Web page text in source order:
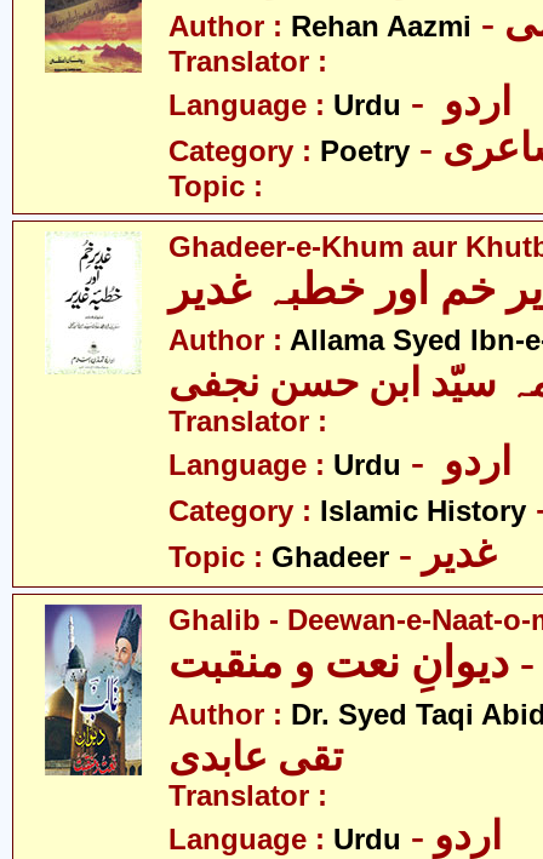
Author : Rehan Aazmi
Translator :
Language : Urdu
Category : Poetry
Topic :
Ghadeer-e-Khum aur
خم اور خطبہ غدیر
Author : Allama Syed Ibn-
سیّد ابن حسن نجفی
Translator :
Language : Urdu
Category : Islamic History
Topic : Ghadeer - غدیر
Ghalib - Deewan-e-Naat-o-
دیوانِ نعت و منقبت
Author : Dr. Syed Taqi
تقی عابدی
Translator :
Language : Urdu - اردو